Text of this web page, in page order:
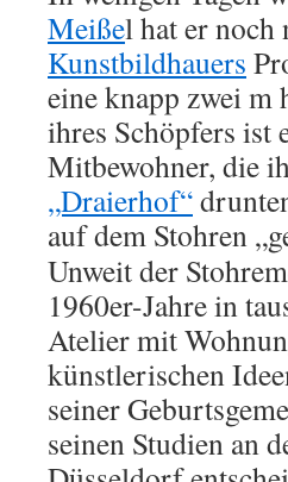
Meißel hat er noch
Kunstbildhauers
eine knapp zwei m
ihres Schöpfers ist
Mitbewohner, die
„Draierhof“
auf dem Stohren
Unweit der
1960er-Jahre in
Atelier mit
künstlerischen
seiner
seinen Studien an